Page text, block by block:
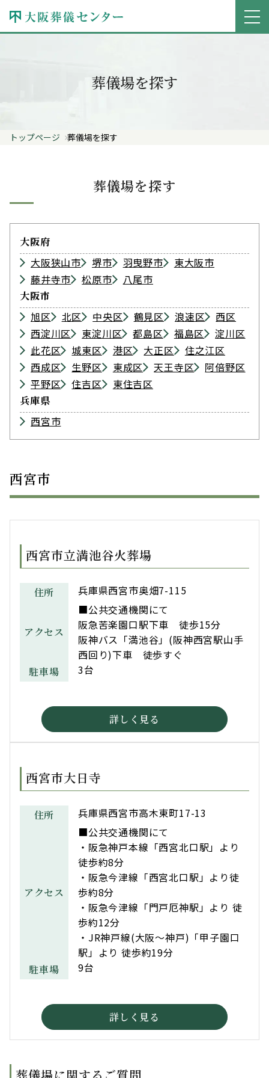
葬儀場を探す
トップページ 葬儀場を探す
葬儀場を探す
大阪府
大阪狭山市 堺市 羽曳野市
東大阪市
藤井寺市
松原市 八尾市
大阪市
旭区 北区 中央区 鶴見区 浪速区
西区
西淀川区
東淀川区 都島区 福島区
淀川区
此花区
城東区 港区 大正区
住之江区
西成区
生野区 東成区 天王寺区
阿倍野区
平野区
住吉区 東住吉区
兵庫県
西宮市
西宮市
西宮市立満池谷火葬場
住所 兵庫県西宮市奥畑7-115
アクセス
■公共交通機関にて
阪急苦楽園口駅下車 徒歩15分
阪神バス「満池谷」(阪神西宮駅山手
西回り)下車 徒歩すぐ
駐車場 3台
詳しく見る
西宮市大日寺
住所 兵庫県西宮市高木東町17-13
アクセス
■公共交通機関にて
・阪急神戸本線「西宮北口駅」より
徒歩約8分
・阪急今津線「西宮北口駅」より徒
歩約8分
・阪急今津線「門戸厄神駅」より 徒
歩約12分
・JR神戸線(大阪～神戸)「甲子園口
駅」より 徒歩約19分
駐車場 9台
詳しく見る